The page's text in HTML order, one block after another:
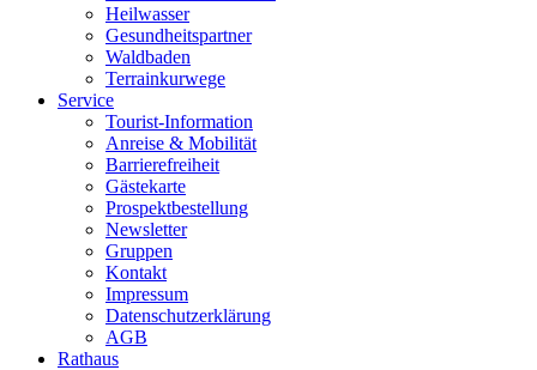
Heilwasser
Gesundheitspartner
Waldbaden
Terrainkurwege
Service
Tourist-Information
Anreise & Mobilität
Barrierefreiheit
Gästekarte
Prospektbestellung
Newsletter
Gruppen
Kontakt
Impressum
Datenschutzerklärung
AGB
Rathaus